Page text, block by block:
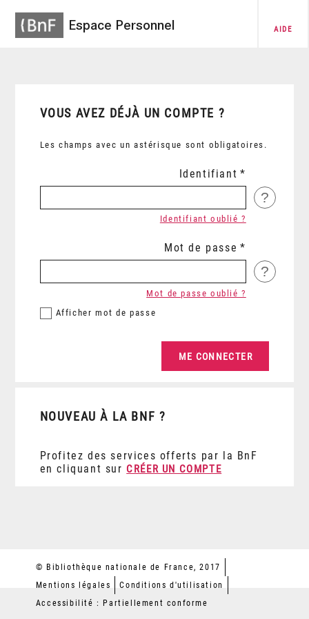
Espace Personnel AIDE
VOUS AVEZ DÉJÀ UN COMPTE ?
Les champs avec un astérisque sont obligatoires.
Identifiant
?
Identifiant oublié ?
Mot de passe
?
Afficher mot de passe
Mot de passe oublié ?
NOUVEAU À LA BNF ?
Profitez des services offerts par la BnF
en cliquant sur CRÉER UN COMPTE
© Bibliothèque nationale de France, 2017
Mentions légales
Conditions d'utilisation
Accessibilité : Partiellement conforme